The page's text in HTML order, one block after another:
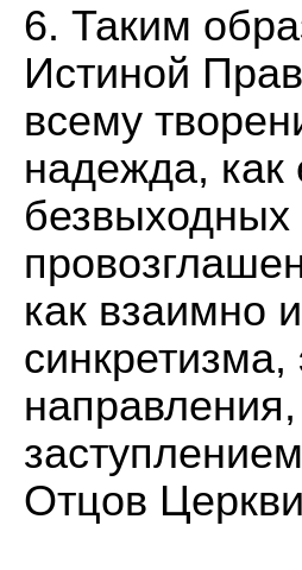
6. Таким
Истиной
всему
надежда, как
безвыходных
как взаимно
синкретизма,
Отцов